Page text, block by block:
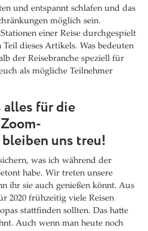
und entspannt schlafen und das
möglich sein.
einer Reise durchgespielt
dieses Artikels. Was bedeuten
der Reisebranche speziell für
als mögliche Teilnehmer
alles für die
uns treu!
was ich während der
habe. Wir treten unsere
ihr sie auch genießen könnt. Aus
2020 frühzeitig viele Reisen
stattfinden sollten. Das hatte
Auch wenn man heute noch